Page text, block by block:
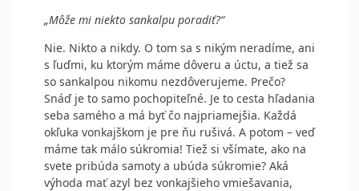
„Môže mi niekto sankalpu poradiť?“
Nie. Nikto a nikdy. O tom sa s nikým neradíme, ani
s ľuďmi, ku ktorým máme dôveru a úctu, a tiež sa
so sankalpou nikomu nezdôverujeme. Prečo?
Snáď je to samo pochopiteľné. Je to cesta hľadania
seba samého a má byť čo najpriamejšia. Každá
okľuka vonkajškom je pre ňu rušivá. A potom – veď
máme tak málo súkromia! Tiež si všímate, ako na
svete pribúda samoty a ubúda súkromie? Aká
výhoda mať azyl bez vonkajšieho vmiešavania,